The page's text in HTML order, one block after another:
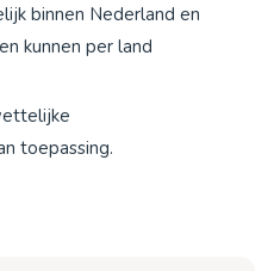
binnen Nederland en
kunnen per land
toepassing.